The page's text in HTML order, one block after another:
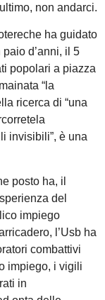
non andarci.
ha guidato
d’anni, il 5
popolari a piazza
“la
ricerca di “una
invisibili”, è una
posto ha, il
del
impiego
l’Usb ha
combattivi
impiego, i vigili
in